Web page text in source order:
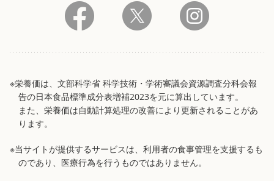
※栄養価は、文部科学省 科学技術・学術審議会資源調査分科会報
告の日本食品標準成分表増補2023を元に算出しています。
また、栄養価は自動計算処理の改善により更新されることがあ
ります。
※当サイトが提供するサービスは、利用者の食事管理を支援するも
のであり、医療行為を行うものではありません。